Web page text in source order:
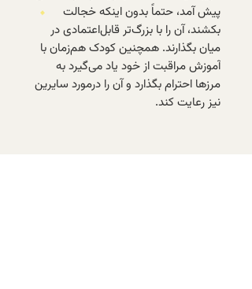
پیش آمد، حتماً بدون اینکه خجالت
بکشند، آن را با بزرگ‌تر قابل‌اعتمادی در
میان بگذارند. همچنین کودک هم‌زمان با
آموزش مراقبت از خود یاد می‌گیرد به
مرزها احترام بگذارد و آن را درمورد سایرین
نیز رعایت کند.